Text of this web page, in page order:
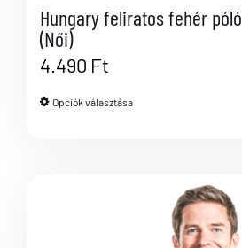
Hungary feliratos fehér póló
(Női)
4.490 Ft
Opciók választása